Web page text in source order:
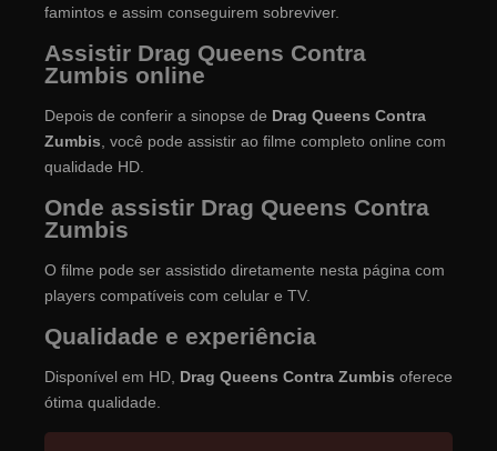
famintos e assim conseguirem sobreviver.
Assistir Drag Queens Contra
Zumbis online
Depois de conferir a sinopse de Drag Queens Contra
Zumbis, você pode assistir ao filme completo online com
qualidade HD.
Onde assistir Drag Queens Contra
Zumbis
O filme pode ser assistido diretamente nesta página com
players compatíveis com celular e TV.
Qualidade e experiência
Disponível em HD, Drag Queens Contra Zumbis oferece
ótima qualidade.